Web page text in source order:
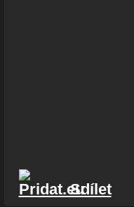
Sdílet